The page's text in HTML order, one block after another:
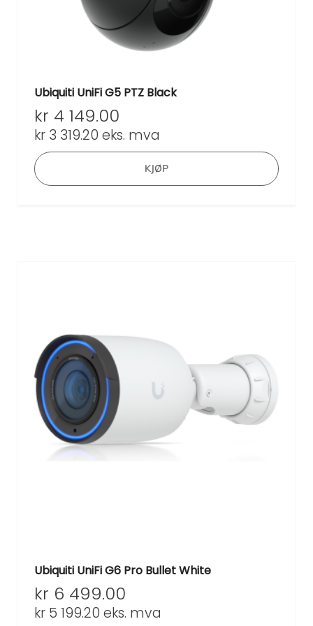
Ubiquiti UniFi G5 PTZ Black
kr 4 149.00
kr 3 319.20 eks. mva
KJØP
Ubiquiti UniFi G6 Pro Bullet White
kr 6 499.00
kr 5 199.20 eks. mva